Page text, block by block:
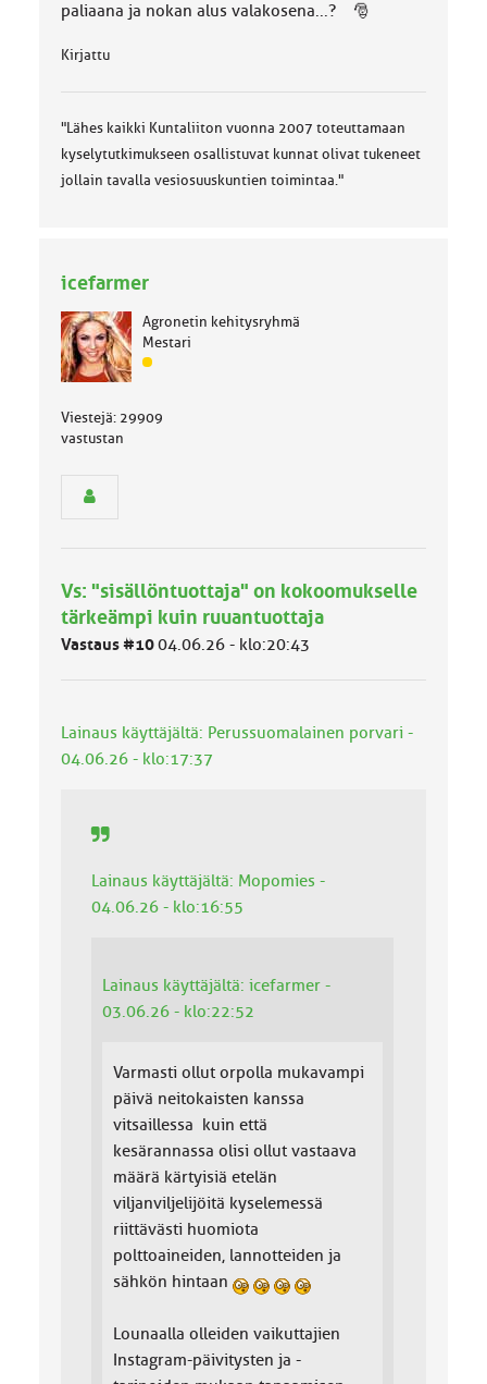
paliaana ja nokan alus valakosena...? 🎅
Kirjattu
"Lähes kaikki Kuntaliiton vuonna 2007 toteuttamaan
kyselytutkimukseen osallistuvat kunnat olivat tukeneet
jollain tavalla vesiosuuskuntien toimintaa."
icefarmer
Agronetin kehitysryhmä
Mestari
J
e
u
o
k
Viestejä: 29909
vastustan
Vs: "sisällöntuottaja" on kokoomukselle
tärkeämpi kuin ruuantuottaja
Vastaus #1004.06.26 - klo:20:43
Lainaus käyttäjältä: Perussuomalainen porvari -
04.06.26 - klo:17:37
Lainaus käyttäjältä: Mopomies -
04.06.26 - klo:16:55
Lainaus käyttäjältä: icefarmer -
03.06.26 - klo:22:52
Varmasti ollut orpolla mukavampi
päivä neitokaisten kanssa
vitsaillessa kuin että
kesärannassa olisi ollut vastaava
määrä kärtyisiä etelän
viljanviljelijöitä kyselemessä
riittävästi huomiota
polttoaineiden, lannotteiden ja
sähkön hintaan
Lounaalla olleiden vaikuttajien
Instagram-päivitysten ja -